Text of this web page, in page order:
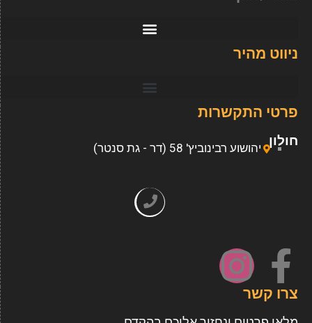
ניווט מהיר
פרטי התקשרות
חולון יהושוע רבינוביץ' 58 (דר - גת סנטר)
צרו קשר